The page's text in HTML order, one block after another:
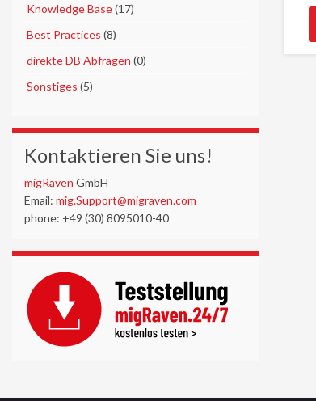
Knowledge Base(17)
Best Practices (8)
direkte DB Abfragen (0)
Sonstiges (5)
Kontaktieren Sie uns!
migRaven GmbH
Email: mig.Support@migraven.com
phone: +49 (30) 8095010-40